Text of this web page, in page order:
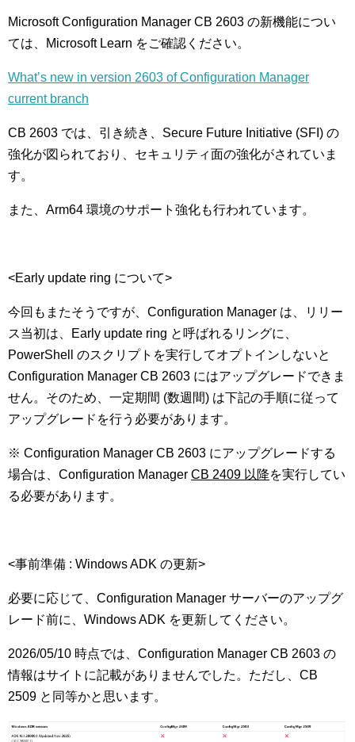
Microsoft Configuration Manager CB 2603 の新機能につい
ては、Microsoft Learn をご確認ください。
What’s new in version 2603 of Configuration Manager
current branch
CB 2603 では、引き続き、Secure Future Initiative (SFI) の
強化が図られており、セキュリティ面の強化がされていま
す。
また、Arm64 環境のサポート強化も行われています。
<Early update ring について>
今回もまたそうですが、Configuration Manager は、リリー
ス当初は、Early update ring と呼ばれるリングに、
PowerShell のスクリプトを実行してオプトインしないと
Configuration Manager CB 2603 にはアップグレードできま
せん。そのため、一定期間 (数週間) は下記の手順に従って
アップグレードを行う必要があります。
※ Configuration Manager CB 2603 にアップグレードする
場合は、Configuration Manager CB 2409 以降を実行してい
る必要があります。
<事前準備 : Windows ADK の更新>
必要に応じて、Configuration Manager サーバーのアップグ
レード前に、Windows ADK を更新してください。
2026/05/10 時点では、Configuration Manager CB 2603 の
情報はサイトに記載がありませんでした。ただし、CB
2509 と同等かと思います。